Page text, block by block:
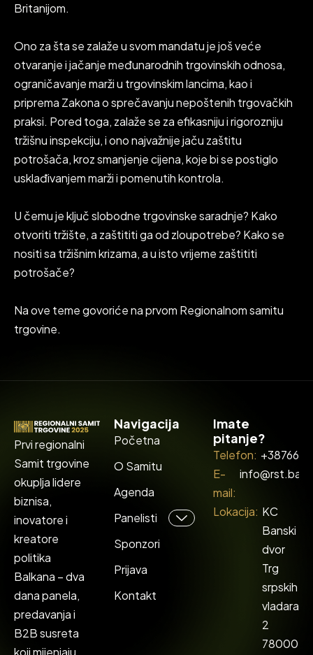
Britanijom.
Ono za šta se zalaže u svom mandatu je još veće
otvaranje i jačanje međunarodnih trgovinskih odnosa,
ograničavanje marži u trgovinskim lancima, kao i
priprema Zakona o sprečavanju nepoštenih trgovačkih
praksi. Pored toga, zalaže se za efikasniju i rigorozniju
tržišnu inspekciju, i ono najvažnije jaču zaštitu
potrošača, kroz smanjenje cijena, koje bi se postiglo
usklađivanjem marži i pomenutih kontrola.
U čemu je ključ slobodne trgovinske saradnje? Kako
otvoriti tržište, a zaštititi ga od zloupotrebe? Kako se
nositi sa tržišnim krizama, a u isto vrijeme zaštititi
potrošače?
Na ove teme govoriće na prvom Regionalnom samitu
trgovine.
Prvi regionalni
Samit trgovine
okuplja lidere
biznisa,
inovatore i
kreatore
politika
Balkana – dva
dana panela,
predavanja i
B2B susreta
koji mijenjaju
Navigacija
Početna
O Samitu
Agenda
Panelisti
Sponzori
Prijava
Kontakt
Imate
pitanje?
Telefon:
E-
mail:
info@rst.ba
Lokacija: KC
Banski
dvor
Trg
srpskih
vladara
2
78000